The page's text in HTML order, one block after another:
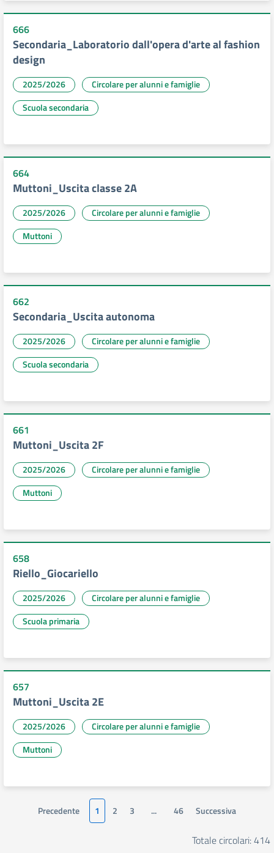
666
Secondaria_Laboratorio dall'opera d'arte al fashion
design
2025/2026
Circolare per alunni e famiglie
Scuola secondaria
664
Muttoni_Uscita classe 2A
2025/2026
Circolare per alunni e famiglie
Muttoni
662
Secondaria_Uscita autonoma
2025/2026
Circolare per alunni e famiglie
Scuola secondaria
661
Muttoni_Uscita 2F
2025/2026
Circolare per alunni e famiglie
Muttoni
658
Riello_Giocariello
2025/2026
Circolare per alunni e famiglie
Scuola primaria
657
Muttoni_Uscita 2E
2025/2026
Circolare per alunni e famiglie
Muttoni
Precedente 1 2 3 ... 46 Successiva
Totale circolari: 414